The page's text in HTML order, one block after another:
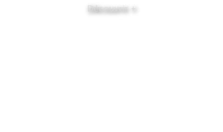
Découvrir +